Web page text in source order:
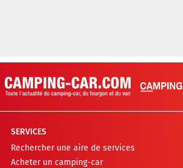
SERVICES
Rechercher une aire de services
Acheter un camping-car